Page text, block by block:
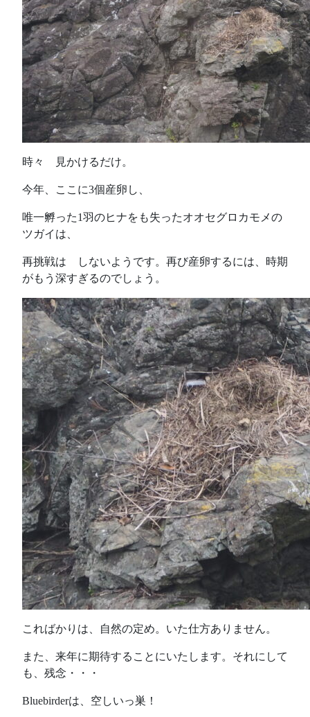
時々 見かけるだけ。
今年、ここに3個産卵し、
唯一孵った1羽のヒナをも失ったオオセグロカモメの
ツガイは、
再挑戦は しないようです。再び産卵するには、時期
がもう深すぎるのでしょう。
こればかりは、自然の定め。いた仕方ありません。
また、来年に期待することにいたします。それにして
も、残念・・・
Bluebirderは、空しいっ巣！